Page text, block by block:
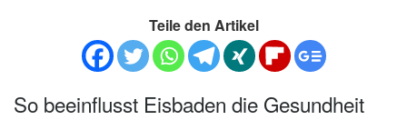
Teile den Artikel
So beeinflusst Eisbaden die Gesundheit